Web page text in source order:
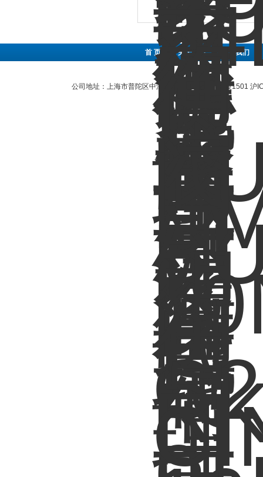
首 页 关于公司 联系我们
公司地址：上海市普陀区中江路889号曹杨商务大厦1501 沪